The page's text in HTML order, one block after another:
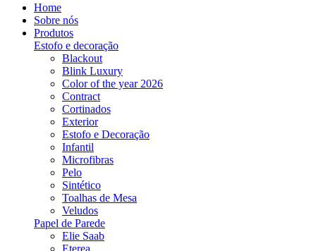
Home
Sobre nós
Produtos
Estofo e decoração
Blackout
Blink Luxury
Color of the year 2026
Contract
Cortinados
Exterior
Estofo e Decoração
Infantil
Microfibras
Pelo
Sintético
Toalhas de Mesa
Veludos
Papel de Parede
Elie Saab
Eterea